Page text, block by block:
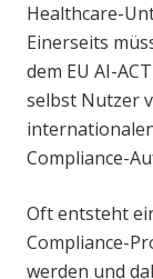
Healthcare-
Einerseits
dem EU AI-
selbst Nutzer
Compliance-
Oft entsteht
Compliance-
werden und